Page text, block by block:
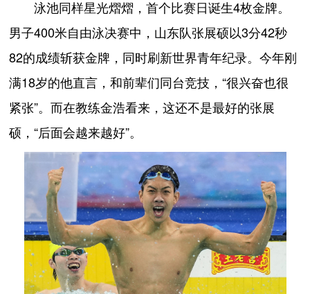
泳池同样星光熠熠，首个比赛日诞生4枚金牌。
男子400米自由泳决赛中，山东队张展硕以3分42秒
82的成绩斩获金牌，同时刷新世界青年纪录。今年刚
满18岁的他直言，和前辈们同台竞技，“很兴奋也很
紧张”。而在教练金浩看来，这还不是最好的张展
硕，“后面会越来越好”。